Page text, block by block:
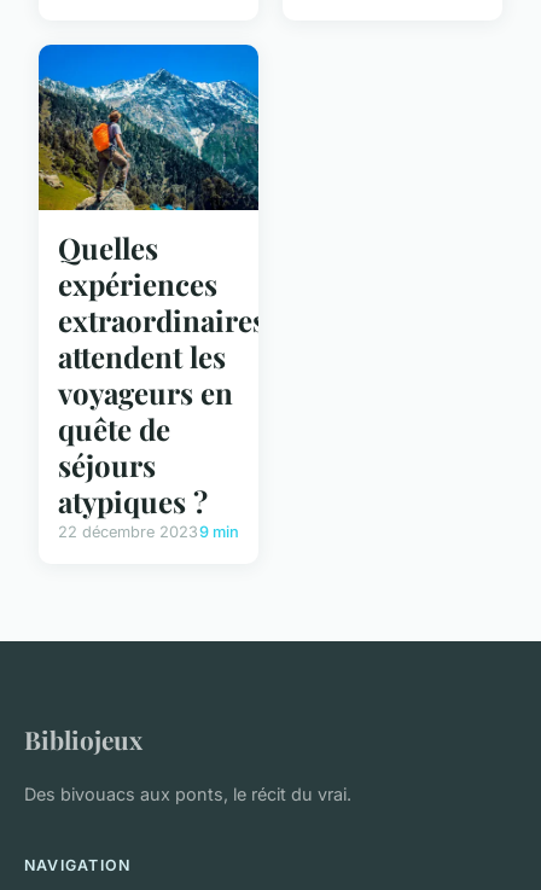
Quelles
expériences
extraordinaires
attendent les
voyageurs en
quête de
séjours
atypiques ?
22 décembre 20239 min
Bibliojeux
Des bivouacs aux ponts, le récit du vrai.
NAVIGATION